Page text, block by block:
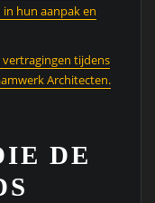
hun aanpak en
vertragingen tijdens
Architecten.
DE